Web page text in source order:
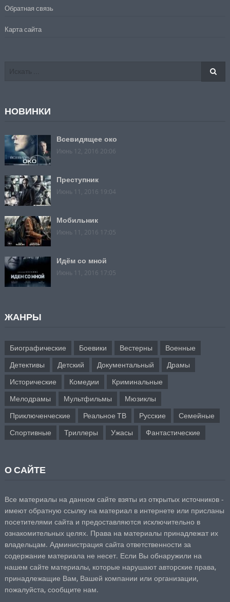
Обратная связь
Карта сайта
НОВИНКИ
Всевидящее око
Июнь 12, 2016 20:06
Преступник
Июнь 11, 2016 19:04
Мобильник
Июнь 11, 2016 17:05
Идём со мной
Июнь 11, 2016 17:05
ЖАНРЫ
Биографические Боевики Вестерны Военные
Детективы Детский Документальный Драмы
Исторические Комедии Криминальные
Мелодрамы Мультфильмы Мюзиклы
Приключенческие Реальное ТВ Русские Семейные
Спортивные Триллеры Ужасы Фантастические
О САЙТЕ
Все материалы на данном сайте взяты из открытых источников -
имеют обратную ссылку на материал в интернете или присланы
посетителями сайта и предоставляются исключительно в
ознакомительных целях. Права на материалы принадлежат их
владельцам. Администрация сайта ответственности за
содержание материала не несет. Если Вы обнаружили на
нашем сайте материалы, которые нарушают авторские права,
принадлежащие Вам, Вашей компании или организации,
пожалуйста, сообщите нам.